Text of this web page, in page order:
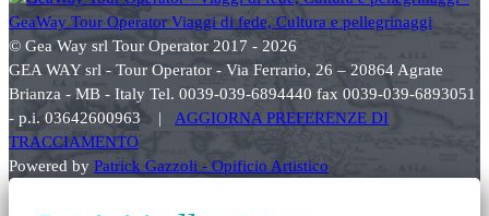
© Gea Way srl Tour Operator 2017 - 2026
GEA WAY srl - Tour Operator - Via Ferrario, 26 – 20864 Agrate
Brianza - MB - Italy Tel. 0039-039-6894440 fax 0039-039-6893051
- p.i. 03642600963 | AGGIORNA PREFERENZE DI
TRACCIAMENTO
Powered by Patrick Gazzoli - Opificio Artistico